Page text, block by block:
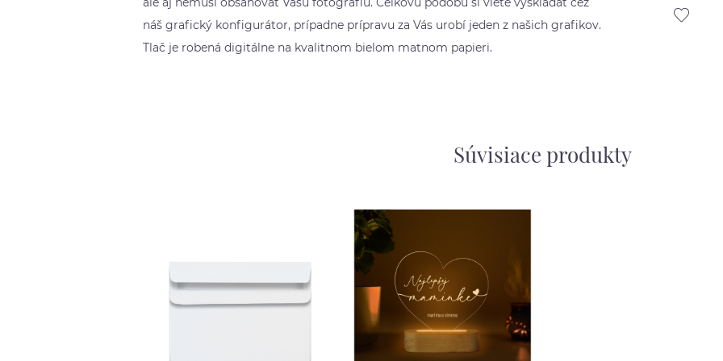
náš grafický konfigurátor, prípadne prípravu za Vás urobí jeden z našich grafikov.
Tlač je robená digitálne na kvalitnom bielom matnom papieri.
Súvisiace produkty